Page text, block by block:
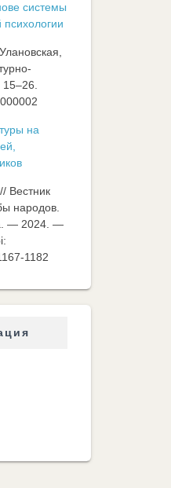
системы
психологии
на
Вестник
народов.
— 2024. —
1182